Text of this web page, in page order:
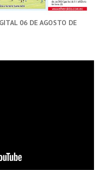
06 DE AGOSTO DE